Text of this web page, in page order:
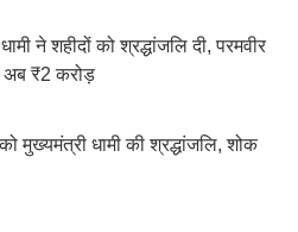
ने शहीदों को श्रद्धांजलि दी, परमवीर
अब ₹2 करोड़
मुख्यमंत्री धामी की श्रद्धांजलि, शोक